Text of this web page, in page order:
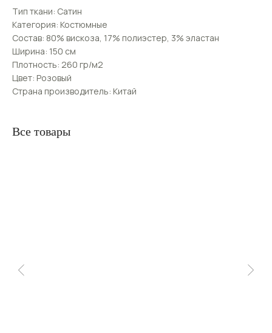
Тип ткани: Сатин
Категория: Костюмные
Состав: 80% вискоза, 17% полиэстер, 3% эластан
Ширина: 150 см
Плотность: 260 гр/м2
Цвет: Розовый
Страна производитель: Китай
Все товары